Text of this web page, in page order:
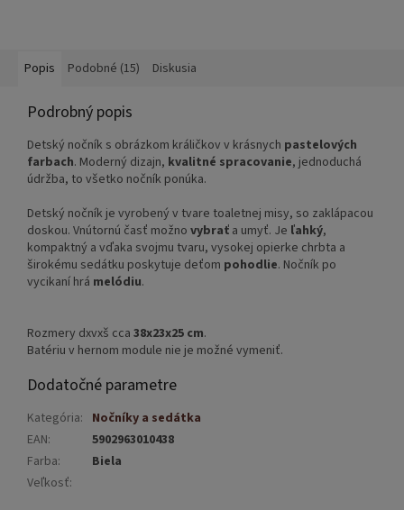
Popis Podobné (15) Diskusia
Podrobný popis
Detský nočník s obrázkom králičkov v krásnych pastelových
farbach. Moderný dizajn, kvalitné spracovanie, jednoduchá
údržba, to všetko nočník ponúka.
Detský nočník je vyrobený v tvare toaletnej misy, so zaklápacou
doskou. Vnútornú časť možno vybrať a umyť. Je ľahký,
kompaktný a vďaka svojmu tvaru, vysokej opierke chrbta a
širokému sedátku poskytuje deťom pohodlie. Nočník po
vycikaní hrá melódiu.
Rozmery dxvxš cca 38x23x25 cm.
Batériu v hernom module nie je možné vymeniť.
Dodatočné parametre
Kategória: Nočníky a sedátka
EAN:
5902963010438
Farba:
Biela
Veľkosť: